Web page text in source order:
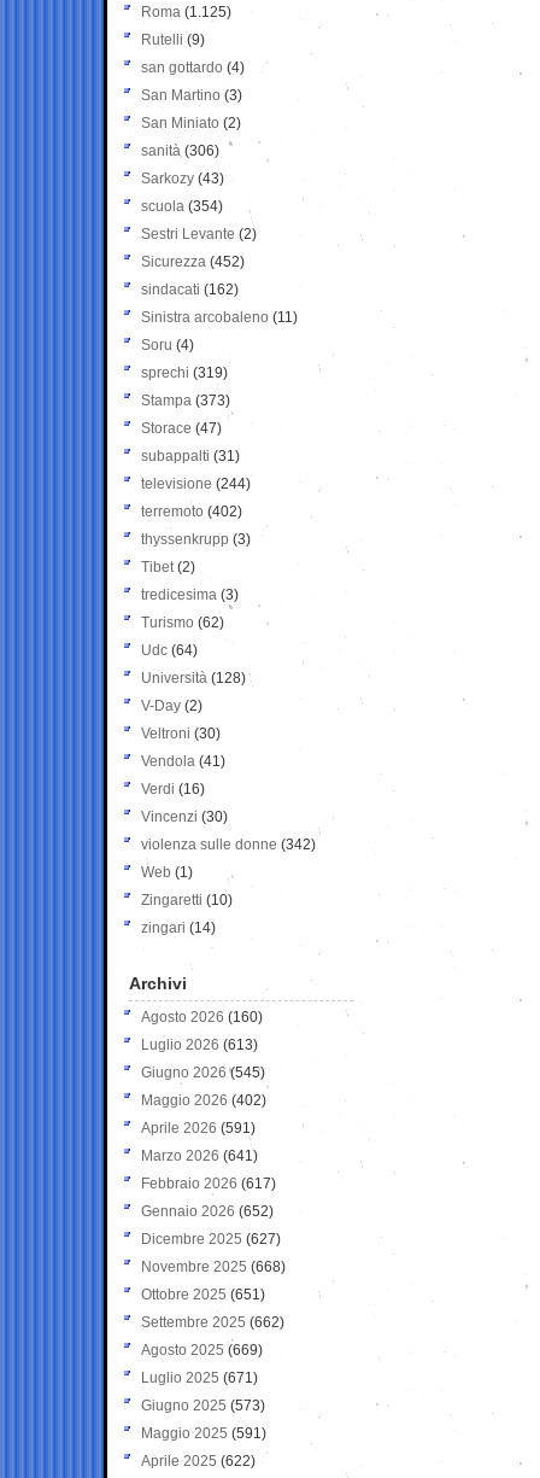
Roma (1.125)
Rutelli (9)
san gottardo (4)
San Martino (3)
San Miniato (2)
sanità (306)
Sarkozy (43)
scuola (354)
Sestri Levante (2)
Sicurezza (452)
sindacati (162)
Sinistra arcobaleno (11)
Soru (4)
sprechi (319)
Stampa (373)
Storace (47)
subappalti (31)
televisione(244)
terremoto (402)
thyssenkrupp (3)
Tibet(2)
tredicesima (3)
Turismo (62)
Udc (64)
Università (128)
V-Day (2)
Veltroni (30)
Vendola (41)
Verdi (16)
Vincenzi (30)
violenza sulle donne (342)
Web (1)
Zingaretti (10)
zingari (14)
Archivi
Agosto 2026 (160)
Luglio 2026 (613)
Giugno 2026 (545)
Maggio 2026 (402)
Aprile 2026 (591)
Marzo 2026 (641)
Febbraio 2026 (617)
Gennaio 2026 (652)
Dicembre 2025 (627)
Novembre 2025 (668)
Ottobre 2025 (651)
Settembre 2025 (662)
Agosto 2025 (669)
Luglio 2025 (671)
Giugno 2025 (573)
Maggio 2025 (591)
Aprile 2025 (622)